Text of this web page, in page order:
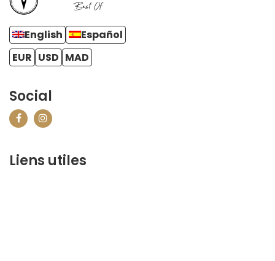
English
Español
EUR USD MAD
Social
Liens utiles